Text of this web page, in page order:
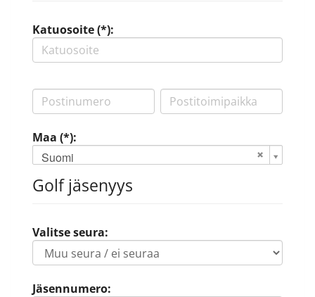
Katuosoite (*):
Maa (*):
Suomi
Golf jäsenyys
Valitse seura:
Jäsennumero: